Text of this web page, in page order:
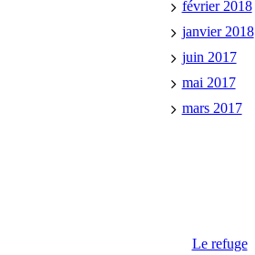
février 2018
janvier 2018
juin 2017
mai 2017
mars 2017
Le refuge